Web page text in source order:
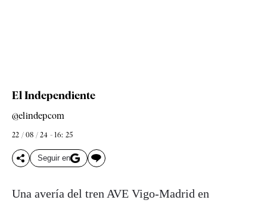
El Independiente
@elindepcom
22 / 08 / 24 - 16: 25
Seguir en
Una avería del tren AVE Vigo-Madrid en